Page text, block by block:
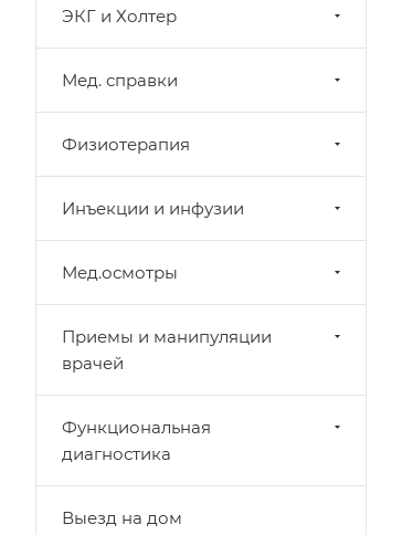
ЭКГ и Холтер
Мед. справки
Физиотерапия
Инъекции и инфузии
Мед.осмотры
Приемы и манипуляции
врачей
Функциональная
диагностика
Выезд на дом